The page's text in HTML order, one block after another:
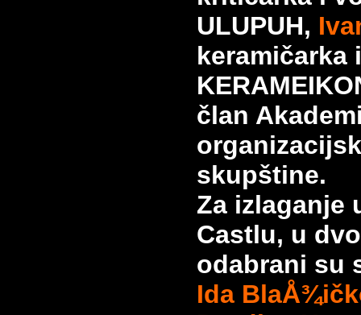
ULUPUH,
keramičarka
član
skupštine.
Za izlaganje
Castlu, u
odabrani su
Ida